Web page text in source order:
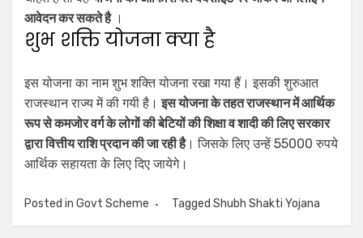
आवेदन कर सकते है।
शुभ शक्ति योजना क्या है
इस योजना का नाम शुभ शक्ति योजना रखा गया हैं। इसकी शुरुआत
राजस्थान राज्य में की गयी है।इस योजना के तहत राजस्थान में आर्थिक
रूप से कमजोर वर्ग के लोगों की बेटियों की शिक्षा व शादी की लिए सरकार
द्वारा वित्तीय राशि प्रदान की जा रही है। जिसके लिए उन्हें 55000 रुपये
आर्थिक सहायता के लिए दिए जायेगे।
Posted in Govt Scheme Tagged Shubh Shakti Yojana